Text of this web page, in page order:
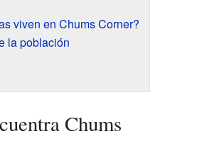
viven en Chums Corner?
la población
Chums